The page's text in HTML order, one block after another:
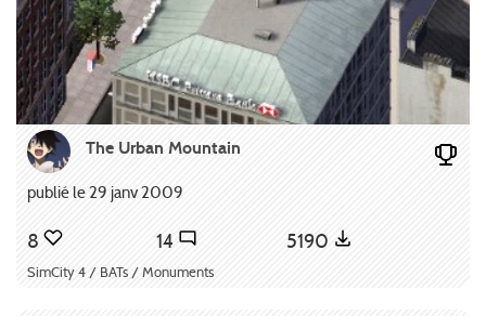
The Urban Mountain
publié le 29 janv 2009
8 14 5190
SimCity 4 / BATs / Monuments